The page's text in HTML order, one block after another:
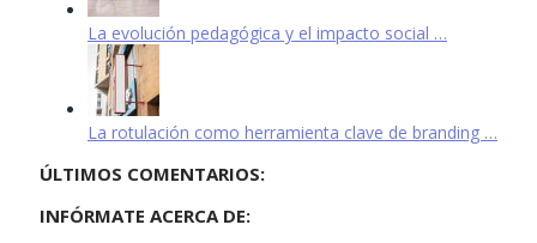
La evolución pedagógica y el impacto social …
La rotulación como herramienta clave de branding …
ÚLTIMOS COMENTARIOS:
INFÓRMATE ACERCA DE: